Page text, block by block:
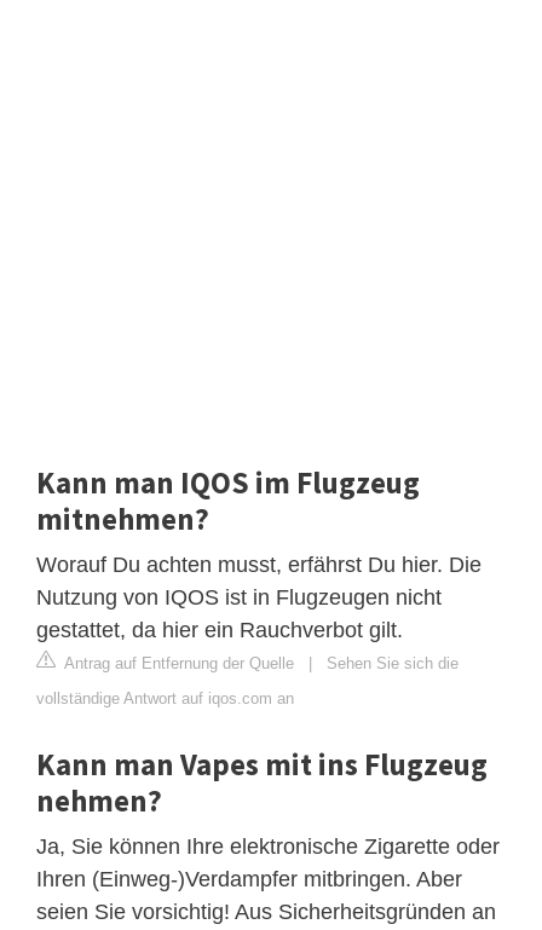
Kann man IQOS im Flugzeug
mitnehmen?
Worauf Du achten musst, erfährst Du hier. Die
Nutzung von IQOS ist in Flugzeugen nicht
gestattet, da hier ein Rauchverbot gilt.
Antrag auf Entfernung der Quelle | Sehen Sie sich die
vollständige Antwort auf iqos.com an
Kann man Vapes mit ins Flugzeug
nehmen?
Ja, Sie können Ihre elektronische Zigarette oder
Ihren (Einweg-)Verdampfer mitbringen. Aber
seien Sie vorsichtig! Aus Sicherheitsgründen an